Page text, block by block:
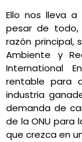
Ello nos lleva
pesar de todo,
razón principal,
Ambiente y
International
rentable para
industria
demanda de
de la ONU para
que crezca en